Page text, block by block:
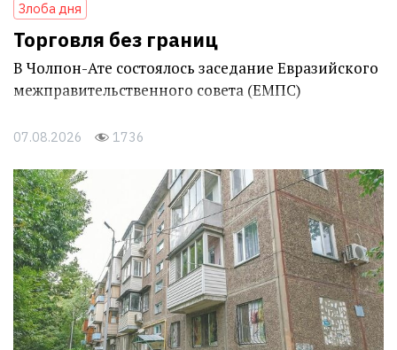
Злоба дня
Торговля без границ
В Чолпон-Ате состоялось заседание Евразийского
межправительственного совета (ЕМПС)
07.08.2026 1736